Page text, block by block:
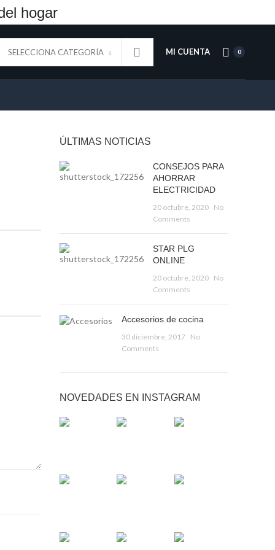
hogar
SELECCIONA CATEGORÍA MI CUENTA 0
ÚLTIMAS NOTICIAS
CONSEJOS PARA
AHORRAR
ELECTRICIDAD
20 octubre, 2020 No
Comments
STAR PLG
ONLINE
20 octubre, 2020 No
Comments
Accesorios de cocina
30 diciembre, 2017
No
Comments
NOVEDADES EN INSTAGRAM